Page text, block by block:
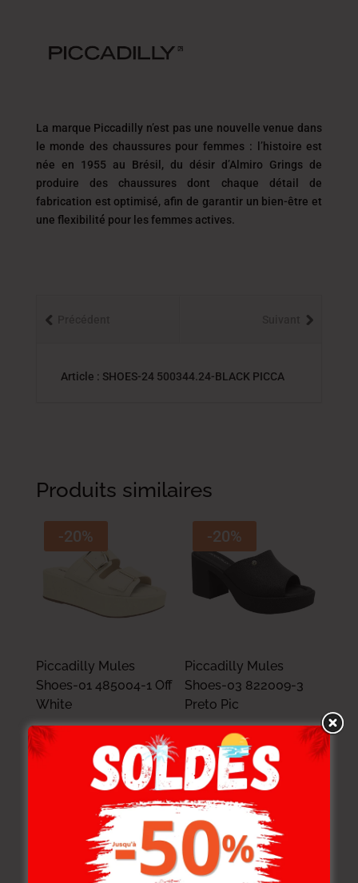
La marque Piccadilly n’est pas une nouvelle venue dans
le monde des chaussures pour femmes : l’histoire est
née en 1955 au Brésil, du désir d’Almiro Grings de
produire des chaussures dont chaque détail de
fabrication est optimisé, afin de garantir un bien-être et
une flexibilité́ pour les femmes actives.
Article : SHOES-24 500344.24-BLACK PICCA
Produits similaires
-20%
Piccadilly Mules
Shoes-01 485004-1 Off
White
229.000
183.200
DT
-20%
Piccadilly Mules
Shoes-03 822009-3
Preto Pic
DT
183.200DT
-20%